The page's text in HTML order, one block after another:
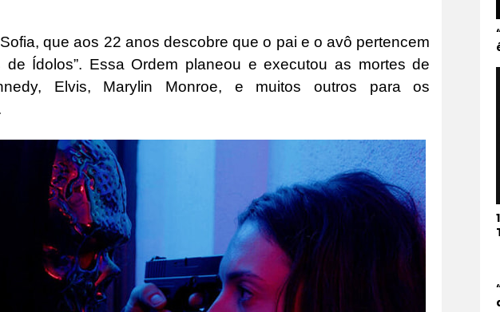
que aos 22 anos descobre que o pai e o avô pertencem
de Ídolos”. Essa Ordem planeou e executou as mortes de
Elvis, Marylin Monroe, e muitos outros para os